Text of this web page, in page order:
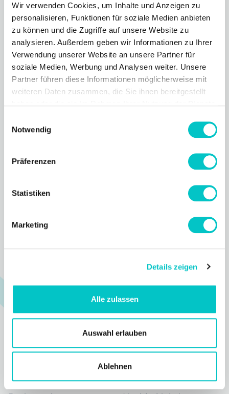
Wir verwenden Cookies, um Inhalte und Anzeigen zu
personalisieren, Funktionen für soziale Medien anbieten
zu können und die Zugriffe auf unsere Website zu
analysieren. Außerdem geben wir Informationen zu Ihrer
Verwendung unserer Website an unsere Partner für
soziale Medien, Werbung und Analysen weiter. Unsere
Partner führen diese Informationen möglicherweise mit
weiteren Daten zusammen, die Sie ihnen bereitgestellt
Notwendig
Präferenzen
Statistiken
Marketing
Details zeigen
Alle zulassen
Auswahl erlauben
Ablehnen
LOSLEGEN
Login
Newsletter
FAQ
RESSOURCEN
Referenzen
UNTERNEHMEN
Über uns